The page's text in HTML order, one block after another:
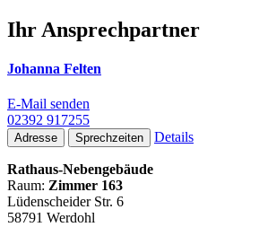
Ihr Ansprechpartner
Johanna Felten
E-Mail senden
02392 917255
Adresse Sprechzeiten Details
Rathaus-Nebengebäude
Raum: Zimmer 163
Lüdenscheider Str. 6
58791 Werdohl